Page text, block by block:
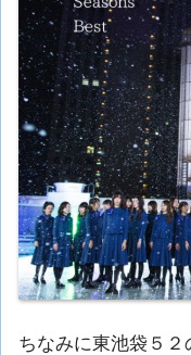
ちなみに東池袋５